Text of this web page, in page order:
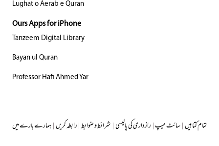
Lughat o Aerab e Quran
Ours Apps for iPhone
Tanzeem Digital Library
Bayan ul Quran
Professor Hafi Ahmed Yar
ہمارے بارے میں|رابطہ کریں|شرائط و ضوابط|رازداری کی پالیسی|سائٹ میپ|تمام کتابیں